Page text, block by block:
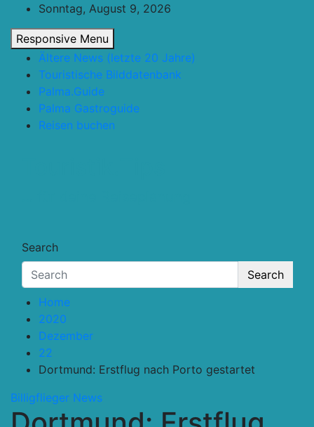
content
Sonntag, August 9, 2026
Responsive Menu
Ältere News (letzte 20 Jahre)
Touristische Bilddatenbank
Palma.Guide
Palma Gastroguide
Reisen buchen
Search
Search
Home
2020
Dezember
22
Dortmund: Erstflug nach Porto gestartet
Billigflieger News